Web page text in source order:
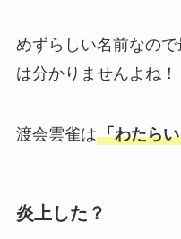
めずらしい名前なの
は分かりませんよね！
渡会雲雀は「わたら
炎上した？